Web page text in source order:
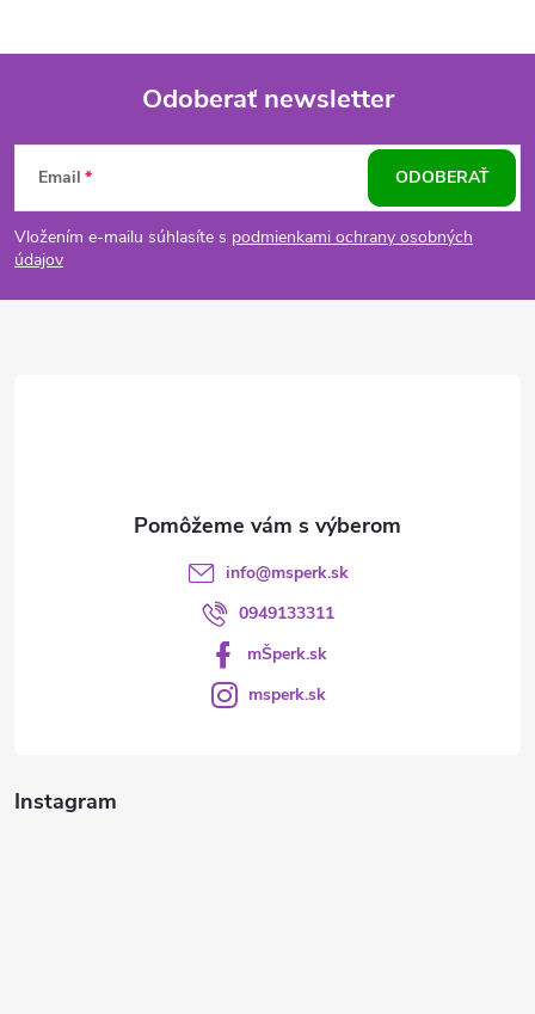
Z
á
p
Odoberať newsletter
Email
Vložením e-mailu súhlasíte s podmienkami ochrany osobných
údajov
ODOBERAŤ
Instagram
info@msperk.sk
0949133311
mŠperk.sk
msperk.sk